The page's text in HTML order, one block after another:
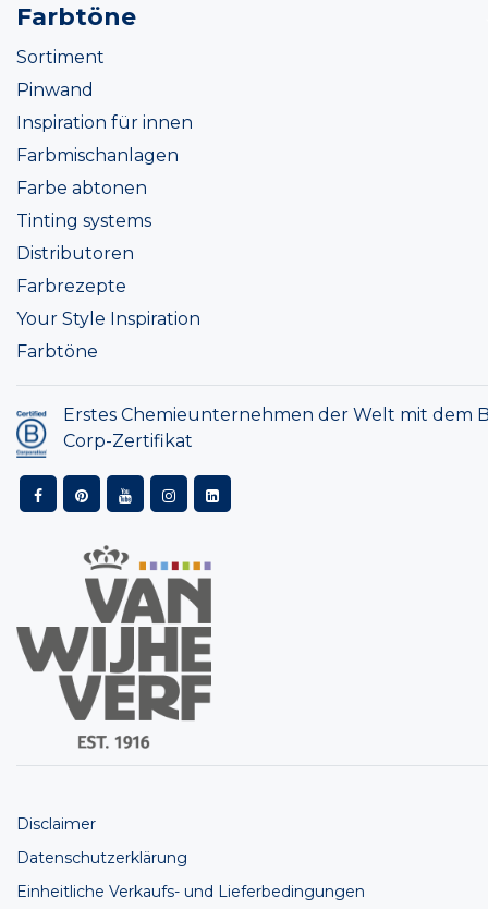
Farbtöne
Sortiment
Pinwand
Inspiration für innen
Farbmischanlagen
Farbe abtonen
Tinting systems
Distributoren
Farbrezepte
Your Style Inspiration
Farbtöne
Erstes Chemieunternehmen der Welt mit dem
Corp-Zertifikat
Disclaimer
Datenschutzerklärung
Einheitliche Verkaufs- und Lieferbedingungen